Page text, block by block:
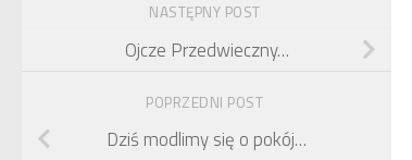
NASTĘPNY POST
Ojcze Przedwieczny…
POPRZEDNI POST
Dziś modlimy się o pokój…